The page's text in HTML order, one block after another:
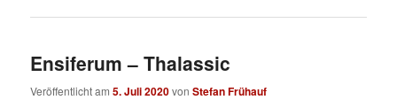
Ensiferum – Thalassic
Veröffentlicht am5. Juli 2020vonStefan Frühauf